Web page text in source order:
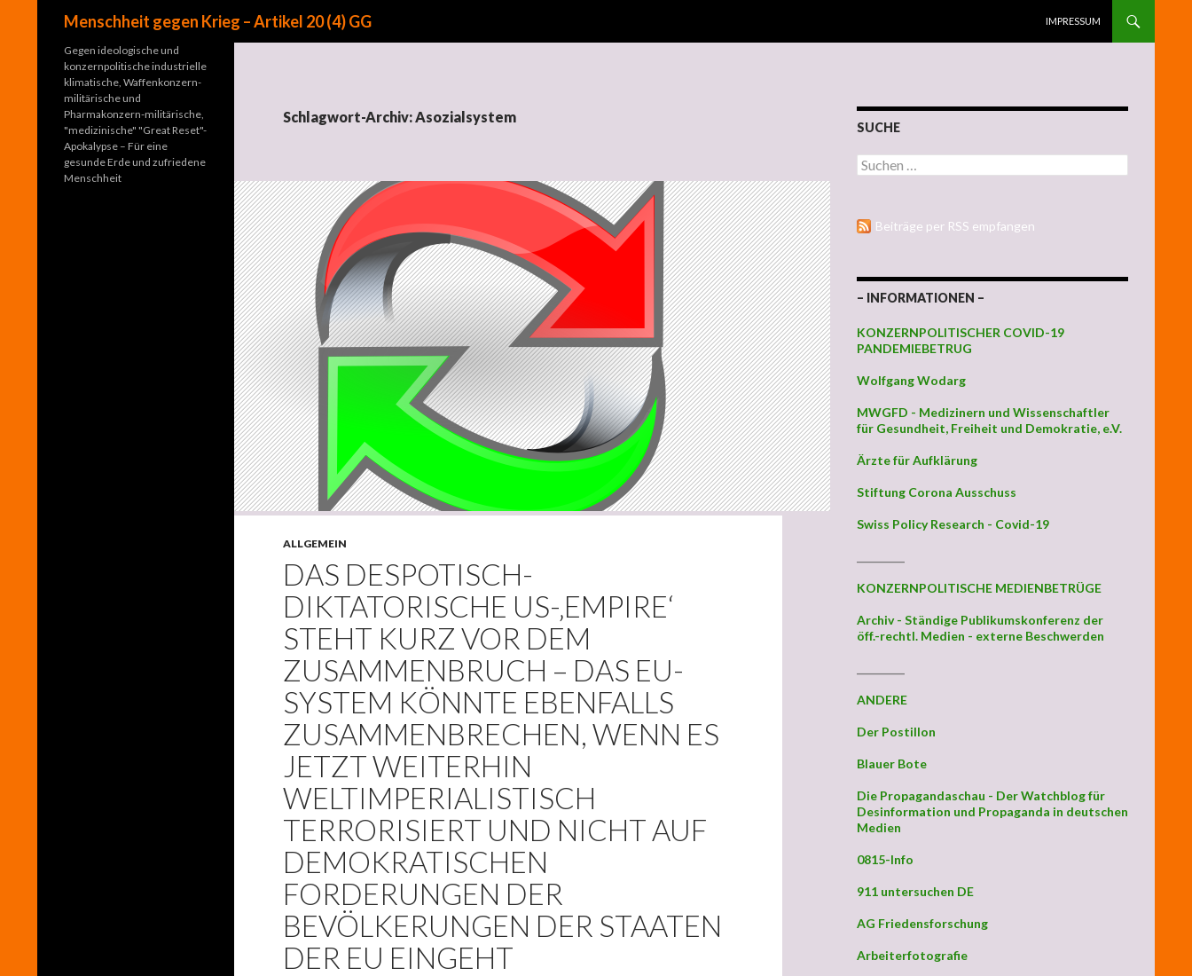
Menschheit gegen Krieg – Artikel 20 (4) GG
IMPRESSUM
Schlagwort-Archiv: Asozialsystem
ALLGEMEIN
DAS DESPOTISCH-
DIKTATORISCHE US-‚EMPIRE‘
STEHT KURZ VOR DEM
ZUSAMMENBRUCH – DAS EU-
SYSTEM KÖNNTE EBENFALLS
ZUSAMMENBRECHEN, WENN ES
JETZT WEITERHIN
WELTIMPERIALISTISCH
TERRORISIERT UND NICHT AUF
DEMOKRATISCHEN
FORDERUNGEN DER
BEVÖLKERUNGEN DER STAATEN
DER EU EINGEHT
SUCHE
Suchen nach:
Beiträge per RSS empfangen
– INFORMATIONEN –
KONZERNPOLITISCHER COVID-19
PANDEMIEBETRUG
Wolfgang Wodarg
MWGFD - Medizinern und Wissenschaftler
für Gesundheit, Freiheit und Demokratie, e.V.
Ärzte für Aufklärung
Stiftung Corona Ausschuss
Swiss Policy Research - Covid-19
KONZERNPOLITISCHE MEDIENBETRÜGE
Archiv - Ständige Publikumskonferenz der
öff.-rechtl. Medien - externe Beschwerden
ANDERE
Der Postillon
Blauer Bote
Die Propagandaschau - Der Watchblog für
Desinformation und Propaganda in deutschen
Medien
0815-Info
911 untersuchen DE
AG Friedensforschung
Arbeiterfotografie
Gegen ideologische und
konzernpolitische industrielle
klimatische, Waffenkonzern-
militärische und
Pharmakonzern-militärische,
"medizinische" "Great Reset"-
Apokalypse – Für eine
gesunde Erde und zufriedene
Menschheit